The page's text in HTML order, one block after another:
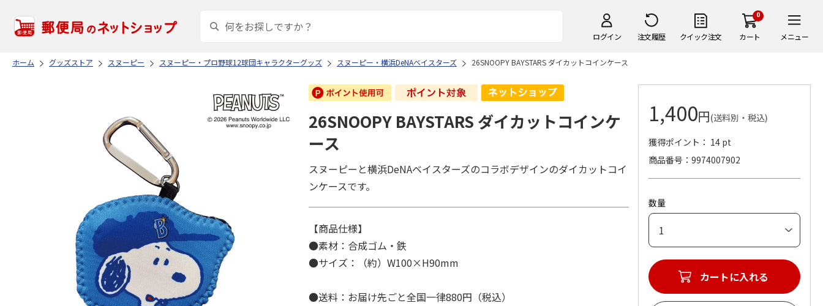
ログイン 注文履歴 クイック注文
0
カート メニュー
ホーム グッズストア スヌーピー スヌーピー・プロ野球12球団キャラクターグッズ スヌーピー・横浜DeNAベイスターズ 26SNOOPY BAYSTARS ダイカットコインケース
26SNOOPY BAYSTARS ダイカットコインケ
ース
スヌーピーと横浜DeNAベイスターズのコラボデザインのダイカットコイ
ンケースです。
【商品仕様】
●素材：合成ゴム・鉄
●サイズ：（約）W100×H90mm
●送料：お届け先ごと全国一律880円（税込）
1,400円(送料別・税込)
獲得ポイント： 14 pt
商品番号
9974007902
数量
カートに入れる